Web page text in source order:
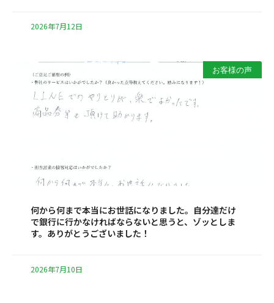
2026年7月12日
お客様の声
何から何まで本当にお世話になりました。自分達だけ
で銀行に行かなければならないと思うと、ゾッとしま
す。ありがとうございました！
2026年7月10日